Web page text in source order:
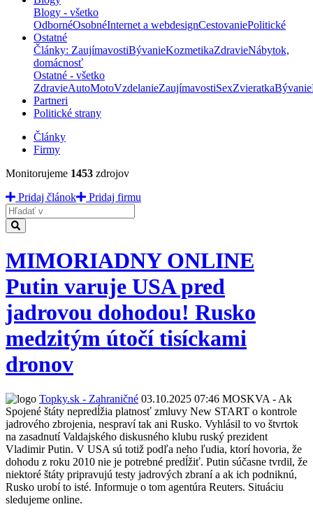
Blogy - všetko
OdbornéOsobnéInternet a webdesignCestovaniePolitické
Ostatné
Články: ZaujímavostiBývanieKozmetikaZdravieNábytok,
domácnosť
Ostatné - všetko
ZdravieAutoMotoVzdelanieZaujímavostiSexZvieratkaBývanie
Partneri
Politické strany
Články
Firmy
Monitorujeme 1453 zdrojov
Pridaj článok
Pridaj firmu
Hladať
MIMORIADNY ONLINE
Putin varuje USA pred
jadrovou dohodou! Rusko
medzitým útočí tisíckami
dronov
Topky.sk - Zahraničné 03.10.2025 07:46 MOSKVA - Ak
Spojené štáty nepredĺžia platnosť zmluvy New START o kontrole
jadrového zbrojenia, nespraví tak ani Rusko. Vyhlásil to vo štvrtok
na zasadnutí Valdajského diskusného klubu ruský prezident
Vladimir Putin. V USA sú totiž podľa neho ľudia, ktorí hovoria, že
dohodu z roku 2010 nie je potrebné predĺžiť. Putin súčasne tvrdil, že
niektoré štáty pripravujú testy jadrových zbraní a ak ich podniknú,
Rusko urobí to isté. Informuje o tom agentúra Reuters. Situáciu
sledujeme online.